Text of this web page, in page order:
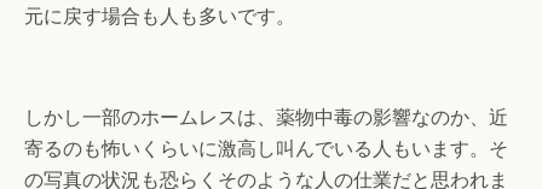
元に戻す場合も人も多いです。
しかし一部のホームレスは、薬物中毒の影響なのか、近
寄るのも怖いくらいに激高し叫んでいる人もいます。そ
の写真の状況も恐らくそのような人の仕業だと思われま